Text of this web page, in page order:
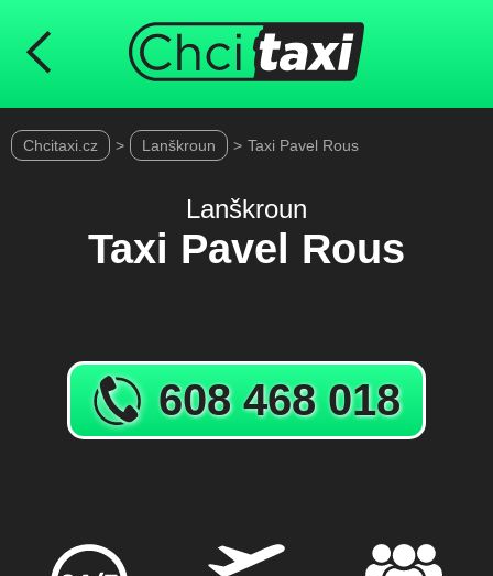
Chcitaxi.cz > Lanškroun > Taxi Pavel Rous
Taxi Pavel Rous
Lanškroun
608 468 018